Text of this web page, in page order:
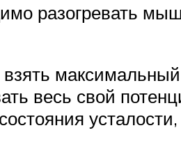
разогревать
весь свой